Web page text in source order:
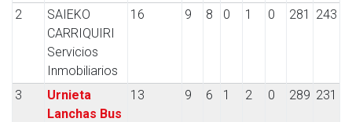
2
SAIEKO
CARRIQUIRI
Servicios
Inmobiliarios
16 9 8 0 1 0 281 243
3
Urnieta
Lanchas Bus
13 9 6 1 2 0 289 231